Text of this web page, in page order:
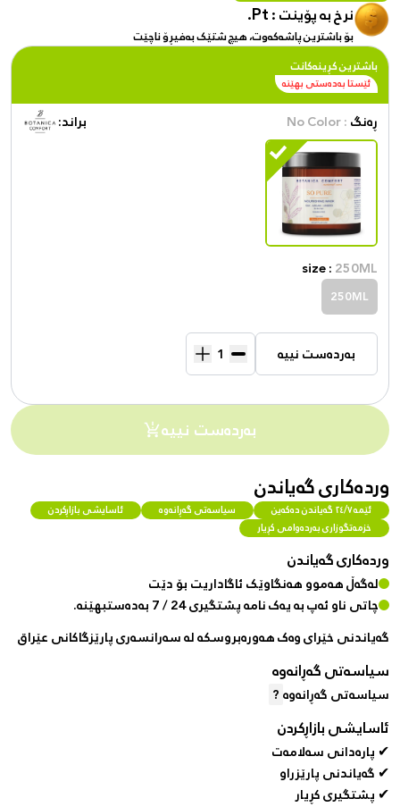
نرخ بە پۆینت :Pt.
بۆ باشترین پاشەکەوت، هیچ شتێک بەفیڕۆ ناچێت
باشترین کڕینەکانت
ئێستا بەدەستی بهێنە
ڕەنگ: No Color براند:
size :250ML
250ML
بەردەست نییە
بەردەست نییە
وردەکاری گەیاندن
ئێمە ٢٤/٧ گەیاندن دەکەین سیاسەتی گەڕانەوە
ئاسایشی بازاڕکردن
خزمەتگوزاری بەردەوامی کڕیار
وردەکاری گەیاندن
لەگەڵ هەموو هەنگاوێک ئاگاداریت بۆ دێت
چاتی ناو ئەپ بە یەک نامە پشتگیری 24 / 7 بەدەستبهێنە.
گەیاندنی خێرای وەک هەورەبروسکە لە سەرانسەری پارێزگاکانی عێراق
سیاسەتی گەڕانەوە
سیاسەتی گەڕانەوە?
ئاسایشی بازاڕکردن
✔ پارەدانی سەلامەت
✔ گەیاندنی پارێزراو
✔ پشتگیری کڕیار